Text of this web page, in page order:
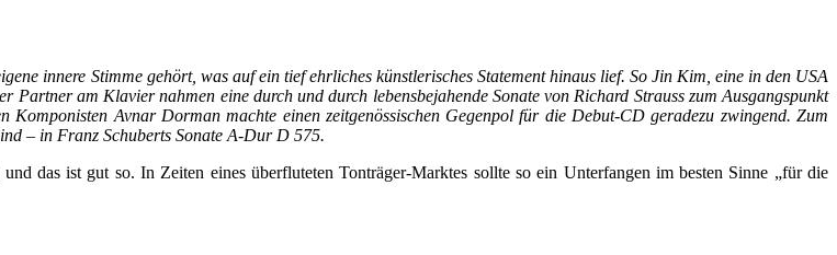
innere Stimme gehört, was auf ein tief ehrliches künstlerisches Statement hinaus lief. So Jin Kim, eine in den USA
am Klavier nahmen eine durch und durch lebensbejahende Sonate von Richard Strauss zum Ausgangspunkt
Avnar Dorman machte einen zeitgenössischen Gegenpol für die Debut-CD geradezu zwingend. Zum
– in Franz Schuberts Sonate A-Dur D 575.
das ist gut so. In Zeiten eines überfluteten Tonträger-Marktes sollte so ein Unterfangen im besten Sinne „für die